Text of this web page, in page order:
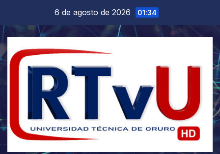
contenido
6 de agosto de 2026 01:34